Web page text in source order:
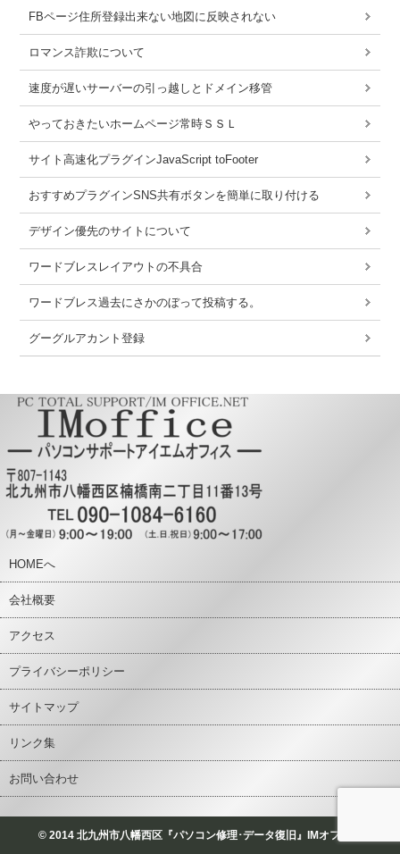
FBページ住所登録出来ない地図に反映されない
ロマンス詐欺について
速度が遅いサーバーの引っ越しとドメイン移管
やっておきたいホームページ常時ＳＳＬ
サイト高速化プラグインJavaScript toFooter
おすすめプラグインSNS共有ボタンを簡単に取り付ける
デザイン優先のサイトについて
ワードブレスレイアウトの不具合
ワードブレス過去にさかのぼって投稿する。
グーグルアカント登録
HOMEへ
会社概要
アクセス
プライバシーポリシー
サイトマップ
リンク集
お問い合わせ
© 2014 北九州市八幡西区『パソコン修理･データ復旧』IMオフィス